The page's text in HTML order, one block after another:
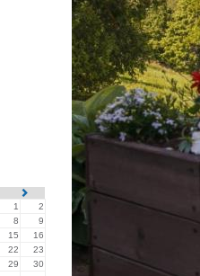
1
2
8
9
15
16
22
23
29
30